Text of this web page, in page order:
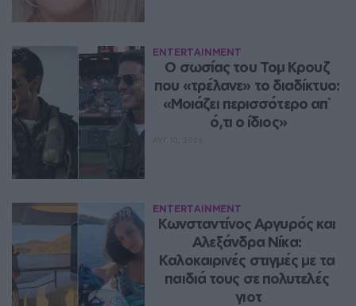
ENTERTAINMENT
Ο σωσίας του Τομ Κρουζ
που «τρέλανε» το διαδίκτυο:
«Μοιάζει περισσότερο απ`
ό,τι ο ίδιος»
ENTERTAINMENT
Κωνσταντίνος Αργυρός και
Αλεξάνδρα Νίκα:
Καλοκαιρινές στιγμές με τα
παιδιά τους σε πολυτελές
γιοτ